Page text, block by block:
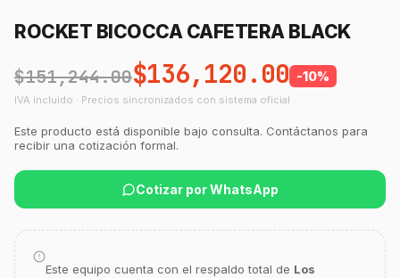
ROCKET BICOCCA CAFETERA BLACK
$151,244.00$136,120.00 -10%
IVA incluido · Precios sincronizados con sistema oficial
Este producto está disponible bajo consulta. Contáctanos para
recibir una cotización formal.
Cotizar por WhatsApp
Este equipo cuenta con el respaldo total de Los